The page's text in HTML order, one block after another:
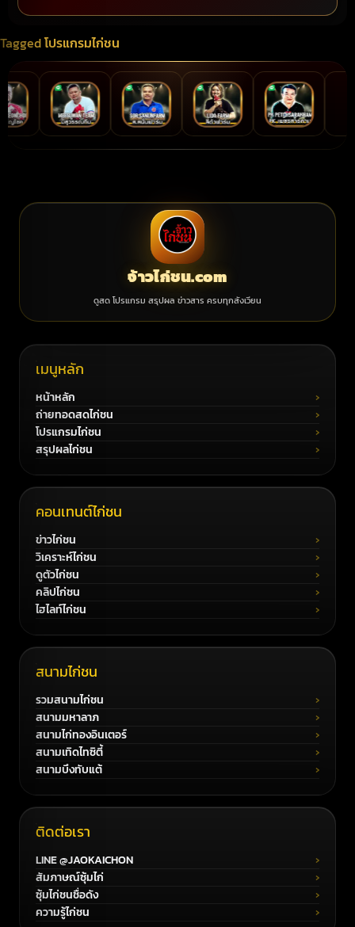
Taggedโปรแกรมไก่ชน
จ้าวไก่ชน.com
ดูสด โปรแกรม สรุปผล ข่าวสาร ครบทุกสังเวียน
เมนูหลัก
หน้าหลัก
ถ่ายทอดสดไก่ชน
โปรแกรมไก่ชน
สรุปผลไก่ชน
คอนเทนต์ไก่ชน
ข่าวไก่ชน
วิเคราะห์ไก่ชน
ดูตัวไก่ชน
คลิปไก่ชน
ไฮไลท์ไก่ชน
สนามไก่ชน
รวมสนามไก่ชน
สนามมหาลาภ
สนามไก่ทองอินเตอร์
สนามเทิดไทซิตี้
สนามบึงทับแต้
ติดต่อเรา
LINE @JAOKAICHON
สัมภาษณ์ซุ้มไก่
ซุ้มไก่ชนชื่อดัง
ความรู้ไก่ชน